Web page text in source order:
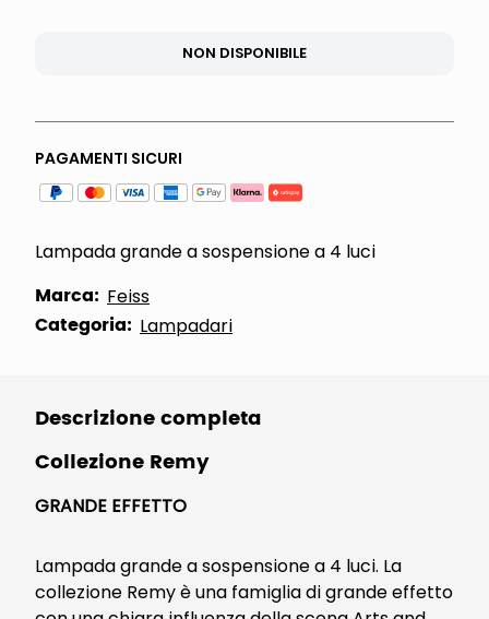
NON DISPONIBILE
PAGAMENTI SICURI
Lampada grande a sospensione a 4 luci
Marca: Feiss
Categoria: Lampadari
Descrizione completa
Collezione Remy
GRANDE EFFETTO
Lampada grande a sospensione a 4 luci. La
collezione Remy è una famiglia di grande effetto